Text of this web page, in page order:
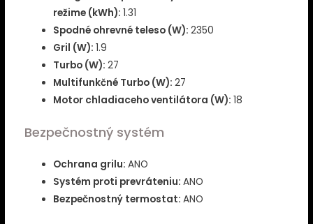
režime (kWh): 1.31
Spodné ohrevné teleso (W): 2350
Gril (W): 1.9
Turbo (W): 27
Multifunkčné Turbo (W): 27
Motor chladiaceho ventilátora (W): 18
Bezpečnostný systém
Ochrana grilu: ANO
Systém proti prevráteniu: ANO
Bezpečnostný termostat: ANO